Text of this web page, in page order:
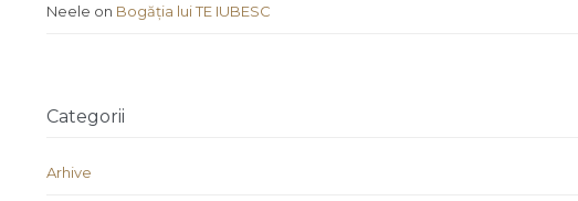
Neele on Bogăția lui TE IUBESC
Categorii
Arhive